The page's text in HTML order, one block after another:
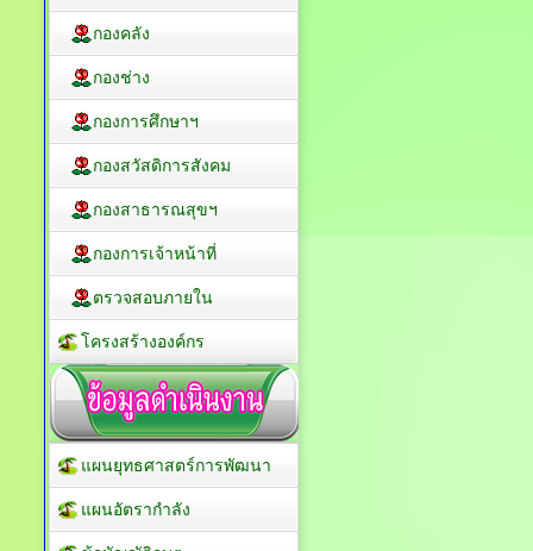
กองคลัง
กองช่าง
กองการศึกษาฯ
กองสวัสดิการสังคม
กองสาธารณสุขฯ
กองการเจ้าหน้าที่
ตรวจสอบภายใน
โครงสร้างองค์กร
แผนยุทธศาสตร์การพัฒนา
แผนอัตรากำลัง